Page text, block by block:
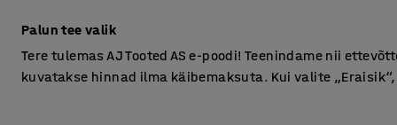
Palun tee valik
Tere tulemas AJ Tooted AS e-poodi! Teenindame nii
kuvatakse hinnad ilma käibemaksuta. Kui valite